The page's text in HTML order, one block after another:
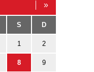
»
S D
1 2
8 9